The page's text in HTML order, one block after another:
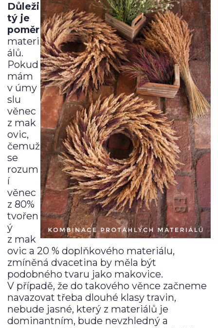
Důleži
tý je
poměr
materi
álů.
Pokud
mám
v úmy
slu
věnec
z mak
ovic,
čemuž
se
rozum
í
věnec
z 80%
tvořen
ý
z mak
ovic a 20 % doplňkového materiálu,
zmíněná dvacetina by měla být
podobného tvaru jako makovice.
V případě, že do takového věnce začneme
navazovat třeba dlouhé klasy travin,
nebude jasné, který z materiálů je
dominantním, bude nevzhledný a